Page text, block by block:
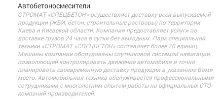
Автобетоносмесители
СТРОМАТ «СПЕЦБЕТОН» осуществляет доставку всей выпускаемой
продукции (ЖБИ, бетон, строительные растворы) по территории
Киева и Киевской области. Компания предоставляет услуги по
доставке грузов 24 часа в сутки без выходных. Парк специальной
техники «СТРОМАТ «СПЕЦБЕТОН» составляет более 70 единиц.
Машины компании оборудованы спутниковой системой навигации,
позволяющей контролировать движение автомобиля и точно
планировать своевременную доставку продукции в указанное Вами
место. Автомобильная техника обслуживается профессиональными
сотрудниками с многолетним опытом работы на официальных СТО
компаний производителей.